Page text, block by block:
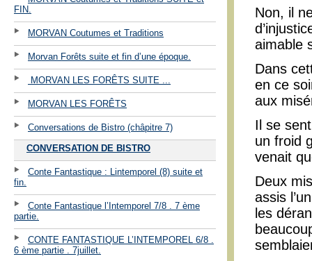
FIN.
MORVAN Coutumes et Traditions
Morvan Forêts suite et fin d’une époque.
MORVAN LES FORÊTS SUITE ...
MORVAN LES FORÊTS
Conversations de Bistro (châpitre 7)
CONVERSATION DE BISTRO
Conte Fantastique : Lintemporel (8) suite et
fin.
Conte Fantastique l’Intemporel 7/8 . 7 ème
partie.
CONTE FANTASTIQUE L’INTEMPOREL 6/8 .
6 ème partie . 7juillet.
Non, il
aimable
Dans
en ce
aux
Il se
un froid
venait
Deux
assis
les